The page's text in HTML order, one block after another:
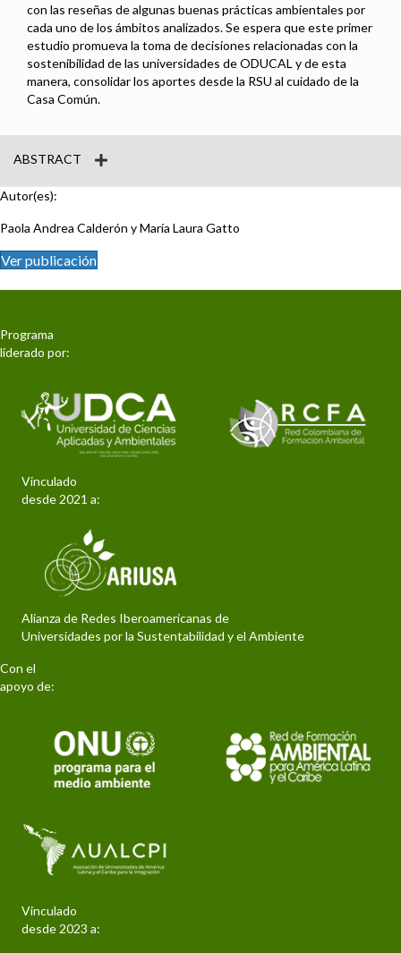
con las reseñas de algunas buenas prácticas ambientales por
cada uno de los ámbitos analizados. Se espera que este primer
estudio promueva la toma de decisiones relacionadas con la
sostenibilidad de las universidades de ODUCAL y de esta
manera, consolidar los aportes desde la RSU al cuidado de la
Casa Común.
ABSTRACT
Autor(es):
Paola Andrea Calderón y María Laura Gatto
Ver publicación
Programa
liderado por:
Vinculado
desde 2021 a:
Alianza de Redes Iberoamericanas de
Universidades por la Sustentabilidad y el Ambiente
Con el
apoyo de:
Vinculado
desde 2023 a: